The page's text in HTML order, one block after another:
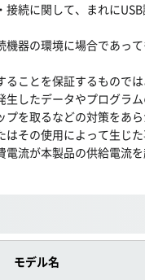
接続に関して、まれに
機器の環境に場合であっ
ことを保証するものでは
したデータやプログラ
を取るなどの対策をあら
その使用によって生じ
流が本製品の供給電流
モデル名